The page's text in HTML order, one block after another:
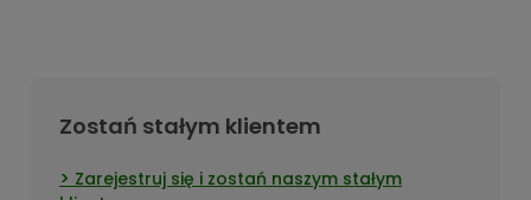
Zostań stałym klientem
Zarejestruj się i zostań naszym stałym